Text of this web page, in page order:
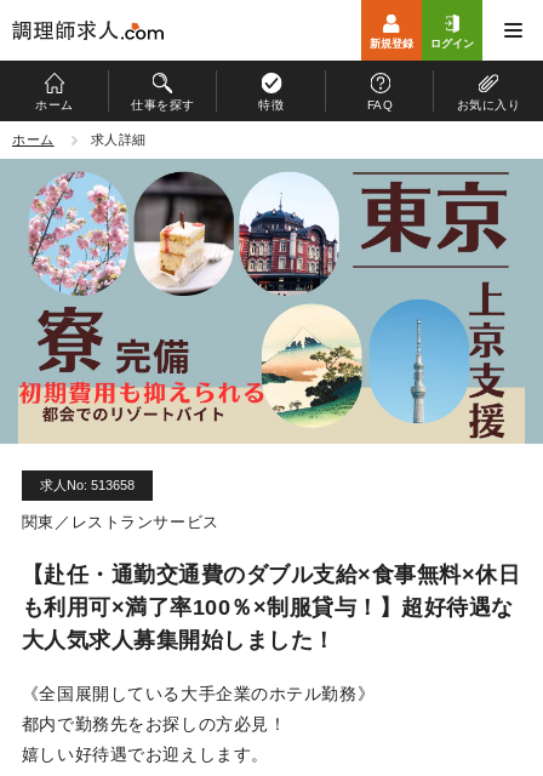
ホーム 仕事を探す 特徴 FAQ お気に入り
新規登録 ログイン
ホーム
仕事を探す
特徴
お仕事開始までの流れ
よくある質問
マイページ
個人情報保護方針
利用規約
お問い合わせ
ログイン
ホーム 求人詳細
求人No: 513658
関東／レストランサービス
【赴任・通勤交通費のダブル支給×食事無料×休日
も利用可×満了率100％×制服貸与！】超好待遇な
大人気求人募集開始しました！
《全国展開している大手企業のホテル勤務》
都内で勤務先をお探しの方必見！
嬉しい好待遇でお迎えします。